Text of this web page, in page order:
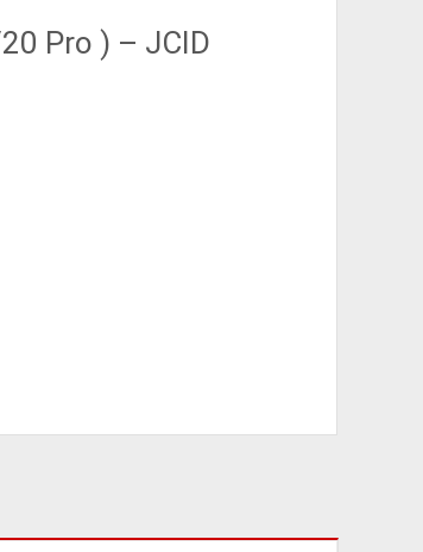
Pro ) – JCID